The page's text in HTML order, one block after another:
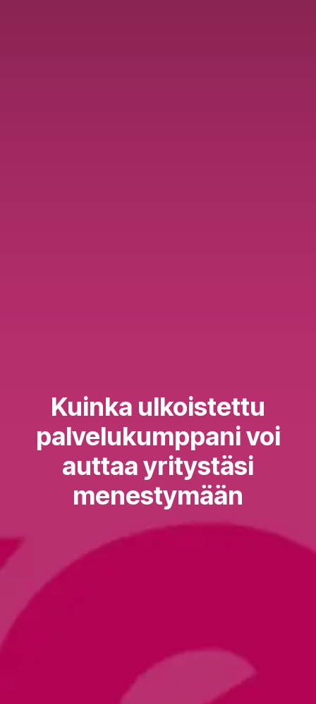
Kuinka ulkoistettu
palvelukumppani voi
auttaa yritystäsi
menestymään